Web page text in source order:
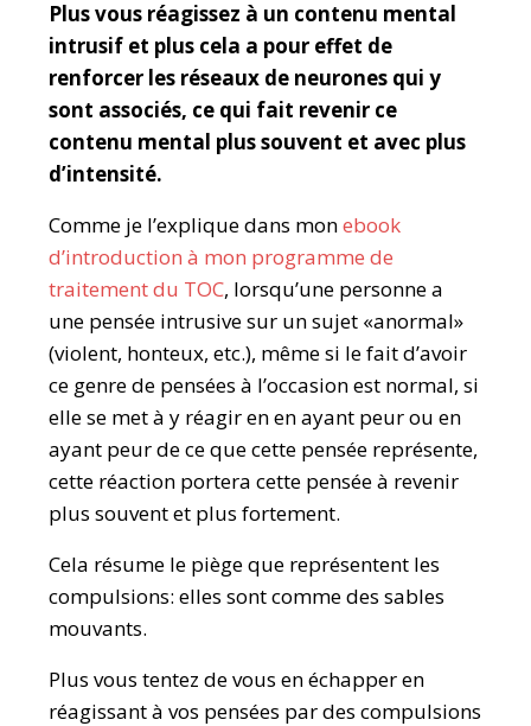
Plus vous réagissez à un contenu mental
intrusif et plus cela a pour effet de
renforcer les réseaux de neurones qui y
sont associés, ce qui fait revenir ce
contenu mental plus souvent et avec plus
d’intensité.
Comme je l’explique dans monebook
d’introduction à mon programme de
traitement du TOC, lorsqu’une personne a
une pensée intrusive sur un sujet «anormal»
(violent, honteux, etc.), même si le fait d’avoir
ce genre de pensées à l’occasion est normal, si
elle se met à y réagir en en ayant peur ou en
ayant peur de ce que cette pensée représente,
cette réaction portera cette pensée à revenir
plus souvent et plus fortement.
Cela résume le piège que représentent les
compulsions: elles sont comme des sables
mouvants.
Plus vous tentez de vous en échapper en
réagissant à vos pensées par des compulsions